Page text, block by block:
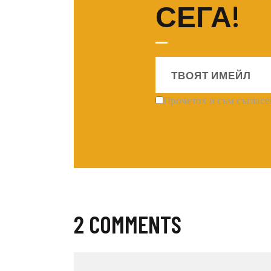
СЕГА!
Прочетох и съм
2 COMMENTS